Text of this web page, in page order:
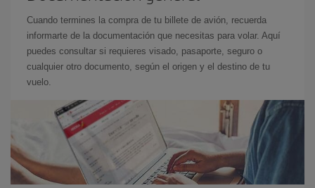
Cuando termines la compra de tu billete de avión, recuerda
informarte de la documentación que necesitas para volar. Aquí
puedes consultar si requieres visado, pasaporte, seguro o
cualquier otro documento, según el origen y el destino de tu
vuelo.